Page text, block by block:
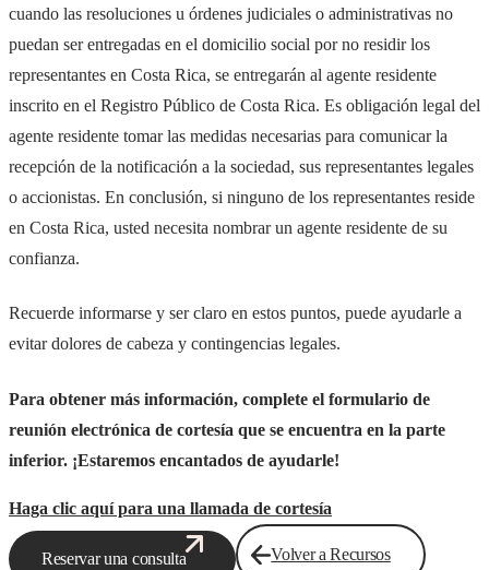
cuando las resoluciones u órdenes judiciales o administrativas no
puedan ser entregadas en el domicilio social por no residir los
representantes en Costa Rica, se entregarán al agente residente
inscrito en el Registro Público de Costa Rica. Es obligación legal del
agente residente tomar las medidas necesarias para comunicar la
recepción de la notificación a la sociedad, sus representantes legales
o accionistas. En conclusión, si ninguno de los representantes reside
en Costa Rica, usted necesita nombrar un agente residente de su
confianza.
Recuerde informarse y ser claro en estos puntos, puede ayudarle a
evitar dolores de cabeza y contingencias legales.
Para obtener más información, complete el formulario de
reunión electrónica de cortesía que se encuentra en la parte
inferior. ¡Estaremos encantados de ayudarle!
Haga clic aquí para una llamada de cortesía
Reservar una consulta Volver a Recursos